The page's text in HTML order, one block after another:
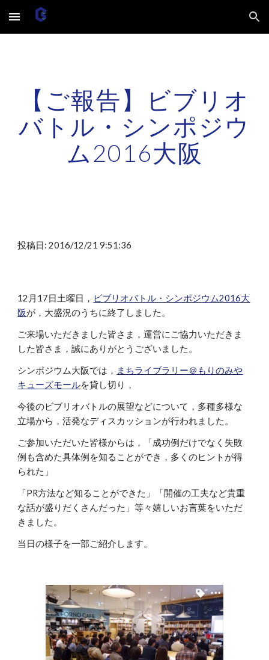
Skip to main content Skip to navigation
【ご報告】ビブリオ
バトル・シンポジウ
ム2016大阪
投稿日: 2016/12/21 9:51:36
12月17日土曜日， ビブリオバトル・シンポジウム2016大
阪が，大盛況のうちに終了しました。
ご来場いただきました皆さま，運営にご協力いただきま
した皆さま，誠にありがとうございました。
シンポジウム大阪では， まちライブラリー＠もりのみや
キューズモールを貸し切り，
今後のビブリオバトルの展望などについて，多種多様な
立場から，活発なディスカッションが行われました。
ご参加いただいた皆様からは，「成功例だけでなく失敗
例も含めた具体例を知ることができ，多くのヒントが得
られた」
「PR方法など知ることができた」「開催の工夫など貴重
な話が盛りだくさんだった」等々嬉しいお言葉をいただ
きました。
当日の様子を一部ご紹介します。